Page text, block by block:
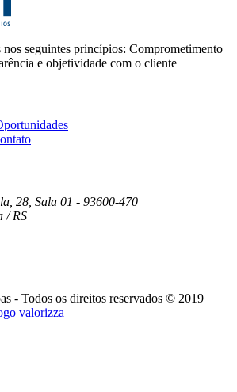
nos seguintes princípios: Comprometimento
e objetividade com o cliente
28, Sala 01 - 93600-470
/ RS
- Todos os direitos reservados © 2019